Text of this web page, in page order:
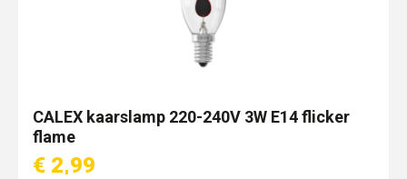
CALEX kaarslamp 220-240V 3W E14 flicker
flame
€ 2,99